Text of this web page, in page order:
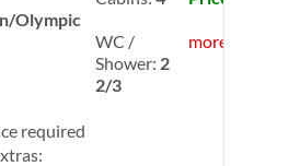
Olympic
WC /
Shower: 2
2/3
more info
required